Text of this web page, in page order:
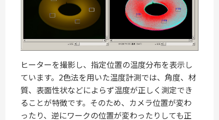
ヒーターを撮影し、指定位置の温度分布を表示し
ています。2色法を用いた温度計測では、角度、材
質、表面性状などによらず温度が正しく測定でき
ることが特徴です。そのため、カメラ位置が変わ
ったり、逆にワークの位置が変わったりしても正